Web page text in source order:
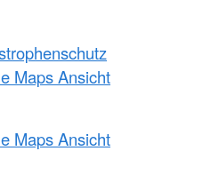
Maps Ansicht
Maps Ansicht